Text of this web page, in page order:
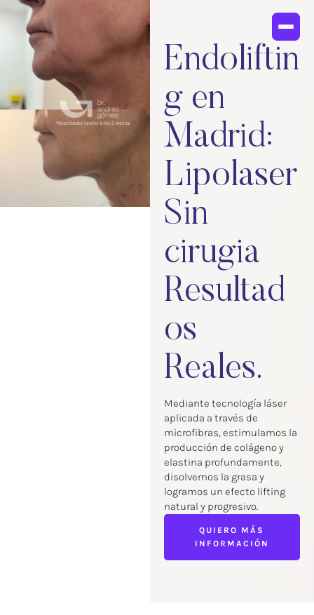
Endoliftin
g en
Madrid:
Lipolaser
Sin
cirugia
Resultad
os
Reales.
Mediante tecnología láser
aplicada a través de
microfibras, estimulamos la
producción de colágeno y
elastina profundamente,
disolvemos la grasa y
logramos un efecto lifting
natural y progresivo.
QUIERO MÁS
INFORMACIÓN